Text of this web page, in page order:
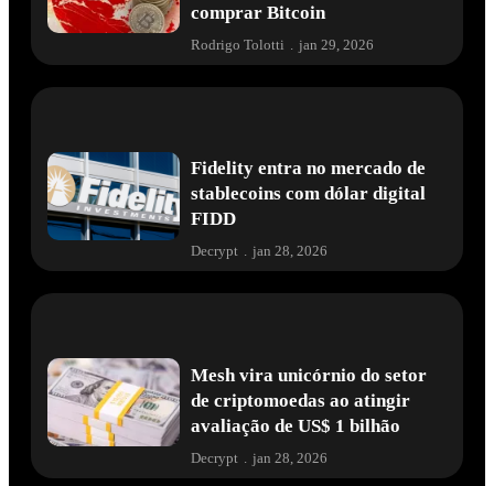
comprar Bitcoin
Rodrigo Tolotti jan 29, 2026
Fidelity entra no mercado de
stablecoins com dólar digital
FIDD
Decrypt . jan 28, 2026
Mesh vira unicórnio do setor
de criptomoedas ao atingir
avaliação de US$ 1 bilhão
Decrypt . jan 28, 2026